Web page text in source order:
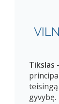
Tikslas
gyvybę.